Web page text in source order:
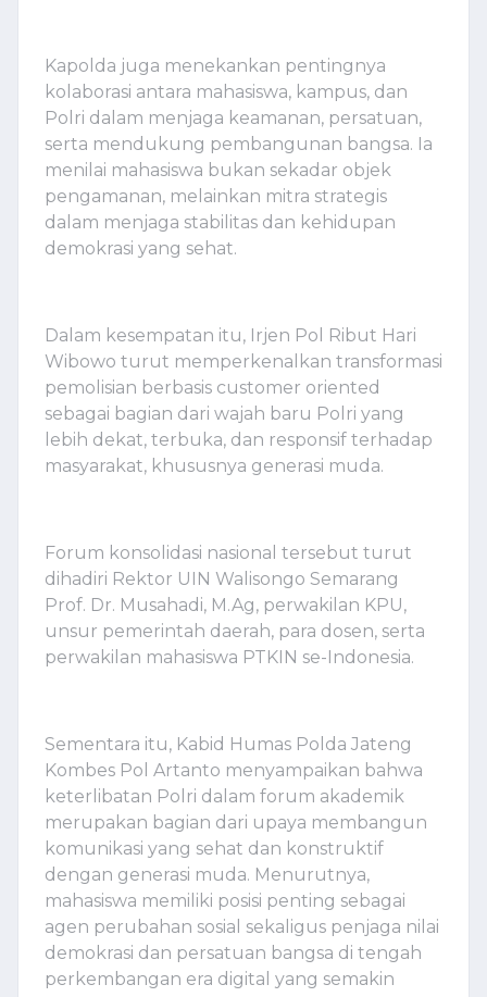
Kapolda juga menekankan pentingnya
kolaborasi antara mahasiswa, kampus, dan
Polri dalam menjaga keamanan, persatuan,
serta mendukung pembangunan bangsa. Ia
menilai mahasiswa bukan sekadar objek
pengamanan, melainkan mitra strategis
dalam menjaga stabilitas dan kehidupan
demokrasi yang sehat.
Dalam kesempatan itu, Irjen Pol Ribut Hari
Wibowo turut memperkenalkan transformasi
pemolisian berbasis customer oriented
sebagai bagian dari wajah baru Polri yang
lebih dekat, terbuka, dan responsif terhadap
masyarakat, khususnya generasi muda.
Forum konsolidasi nasional tersebut turut
dihadiri Rektor UIN Walisongo Semarang
Prof. Dr. Musahadi, M.Ag, perwakilan KPU,
unsur pemerintah daerah, para dosen, serta
perwakilan mahasiswa PTKIN se-Indonesia.
Sementara itu, Kabid Humas Polda Jateng
Kombes Pol Artanto menyampaikan bahwa
keterlibatan Polri dalam forum akademik
merupakan bagian dari upaya membangun
komunikasi yang sehat dan konstruktif
dengan generasi muda. Menurutnya,
mahasiswa memiliki posisi penting sebagai
agen perubahan sosial sekaligus penjaga nilai
demokrasi dan persatuan bangsa di tengah
perkembangan era digital yang semakin